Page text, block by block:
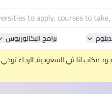
and Innovation
(APU)
courses
برامج البكالوريوس
مكتب لنا في السعودية, الرجاء